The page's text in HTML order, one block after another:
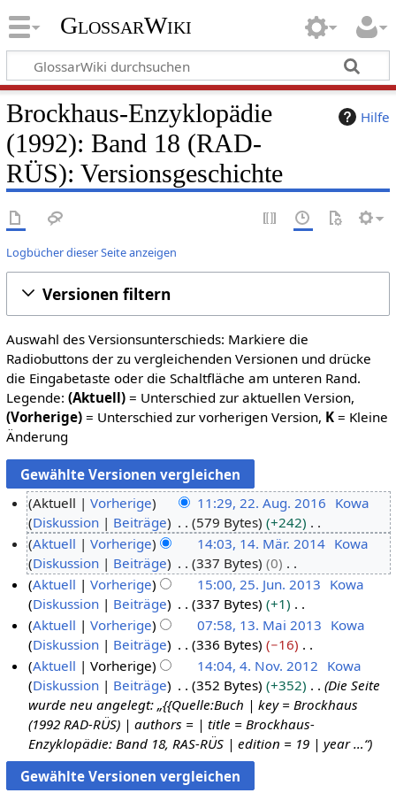
GlossarWiki
Hilfe
Brockhaus-Enzyklopädie
(1992): Band 18 (RAD-
RÜS): Versionsgeschichte
Logbücher dieser Seite anzeigen
Versionen filtern
Auswahl des Versionsunterschieds: Markiere die
Radiobuttons der zu vergleichenden Versionen und drücke
die Eingabetaste oder die Schaltfläche am unteren Rand.
Legende: (Aktuell)= Unterschied zur aktuellen Version,
(Vorherige)= Unterschied zur vorherigen Version, K= Kleine
Änderung
2
A
g
s
Aktuell Vorherige 11:29, 22. Aug. 2016 Kowa
Diskussion
Beiträge 579 Bytes
+242
K
e
i
n
e
B
e
a
r
b
e
t
4
M
Aktuell Vorherige 14:03, 14. Mär. 2014 Kowa
Diskussion
Beiträge 337 Bytes
0
K
e
i
n
e
B
e
a
r
b
e
5
J
Aktuell Vorherige 15:00, 25. Jun. 2013 Kowa
Diskussion
Beiträge 337 Bytes
+1
K
e
i
n
e
B
e
a
r
3
Aktuell Vorherige 07:58, 13. Mai 2013 Kowa
Diskussion
Beiträge 336 Bytes
−16
K
e
i
n
e
B
e
Aktuell Vorherige 14:04, 4. Nov. 2012 Kowa
Diskussion
Beiträge 352 Bytes +352
Die Seite
wurde neu angelegt: „{{Quelle:Buch | key = Brockhaus
(1992 RAD-RÜS) | authors = | title = Brockhaus-
Enzyklopädie: Band 18, RAS-RÜS | edition = 19 | year …“